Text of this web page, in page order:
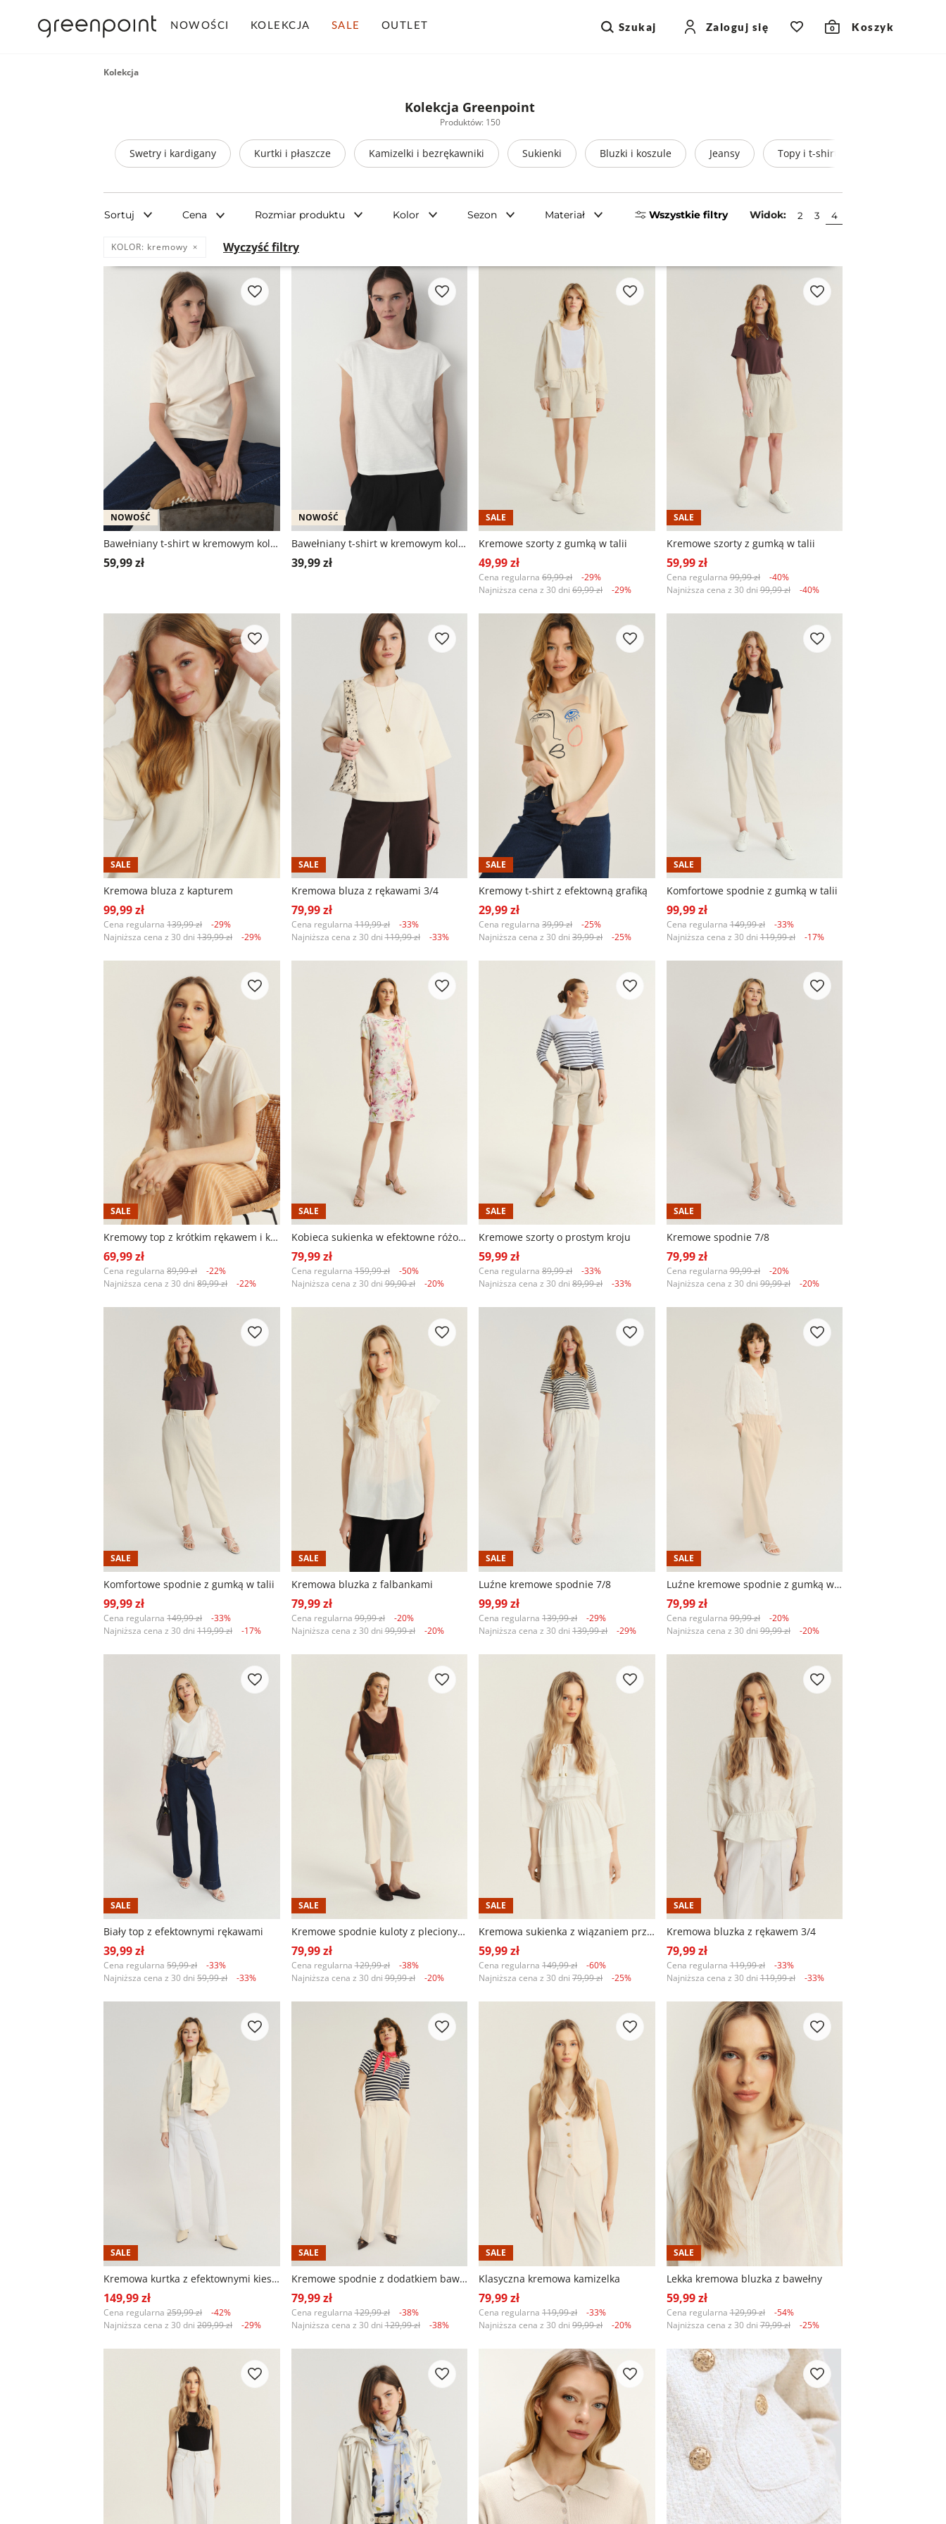
NOWOŚCI KOLEKCJA SALE OUTLET Szukaj Zaloguj się 0 Koszyk
Kolekcja
Kolekcja Greenpoint
Produktów: 150
Swetry i kardigany Kurtki i płaszcze Kamizelki i bezrękawniki Sukienki Bluzki i koszule Jeansy Topy i t-shirty
Sortuj Cena Rozmiar produktu Kolor Sezon Materiał Wszystkie filtry
KOLOR: kremowy Wyczyść filtry
Widok: 2 3 4
NOWOŚĆ
Bawełniany t-shirt w kremowym kolorze
59,99 zł
NOWOŚĆ
Bawełniany t-shirt w kremowym kolorze
39,99 zł
SALE
Kremowe szorty z gumką w talii
49,99 zł
Cena regularna 69,99 zł
-29%
Najniższa cena z 30 dni 69,99 zł -29%
SALE
Kremowe szorty z gumką w talii
59,99 zł
Cena regularna99,99 zł
-40%
Najniższa cena z 30 dni99,99 zł -40%
SALE
Kremowa bluza z kapturem
99,99 zł
Cena regularna 139,99 zł
-29%
Najniższa cena z 30 dni 139,99 zł -29%
SALE
Kremowa bluza z rękawami 3/4
79,99 zł
Cena regularna119,99 zł
-33%
Najniższa cena z 30 dni119,99 zł -33%
SALE
Kremowy t-shirt z efektowną grafiką
29,99 zł
Cena regularna 39,99 zł
-25%
Najniższa cena z 30 dni 39,99 zł -25%
SALE
Komfortowe spodnie z gumką w talii
99,99 zł
Cena regularna149,99 zł
-33%
Najniższa cena z 30 dni119,99 zł -17%
SALE
Kremowy top z krótkim rękawem i kołnierzykiem
69,99 zł
Cena regularna 89,99 zł
-22%
Najniższa cena z 30 dni 89,99 zł -22%
SALE
Kobieca sukienka w efektowne różowe kwiaty
79,99 zł
Cena regularna159,99 zł
-50%
Najniższa cena z 30 dni99,90 zł -20%
SALE
Kremowe szorty o prostym kroju
59,99 zł
Cena regularna 89,99 zł
-33%
Najniższa cena z 30 dni 89,99 zł -33%
SALE
Kremowe spodnie 7/8
79,99 zł
Cena regularna99,99 zł
-20%
Najniższa cena z 30 dni99,99 zł -20%
SALE
Komfortowe spodnie z gumką w talii
99,99 zł
Cena regularna 149,99 zł
-33%
Najniższa cena z 30 dni 119,99 zł -17%
SALE
Kremowa bluzka z falbankami
79,99 zł
Cena regularna99,99 zł
-20%
Najniższa cena z 30 dni99,99 zł -20%
SALE
Luźne kremowe spodnie 7/8
99,99 zł
Cena regularna 139,99 zł
-29%
Najniższa cena z 30 dni 139,99 zł -29%
SALE
Luźne kremowe spodnie z gumką w talii
79,99 zł
Cena regularna99,99 zł
-20%
Najniższa cena z 30 dni99,99 zł -20%
SALE
Biały top z efektownymi rękawami
39,99 zł
Cena regularna 59,99 zł
-33%
Najniższa cena z 30 dni 59,99 zł -33%
SALE
Kremowe spodnie kuloty z plecionym paskiem
79,99 zł
Cena regularna129,99 zł
-38%
Najniższa cena z 30 dni99,99 zł -20%
SALE
Kremowa sukienka z wiązaniem przy dekolcie
59,99 zł
Cena regularna 149,99 zł
-60%
Najniższa cena z 30 dni 79,99 zł -25%
SALE
Kremowa bluzka z rękawem 3/4
79,99 zł
Cena regularna119,99 zł
-33%
Najniższa cena z 30 dni119,99 zł -33%
SALE
Kremowa kurtka z efektownymi kieszeniami
149,99 zł
Cena regularna 259,99 zł
-42%
Najniższa cena z 30 dni 209,99 zł -29%
SALE
Kremowe spodnie z dodatkiem bawełny
79,99 zł
Cena regularna129,99 zł
-38%
Najniższa cena z 30 dni129,99 zł -38%
SALE
Klasyczna kremowa kamizelka
79,99 zł
Cena regularna 119,99 zł
-33%
Najniższa cena z 30 dni 99,99 zł -20%
SALE
Lekka kremowa bluzka z bawełny
59,99 zł
Cena regularna129,99 zł
-54%
Najniższa cena z 30 dni79,99 zł -25%